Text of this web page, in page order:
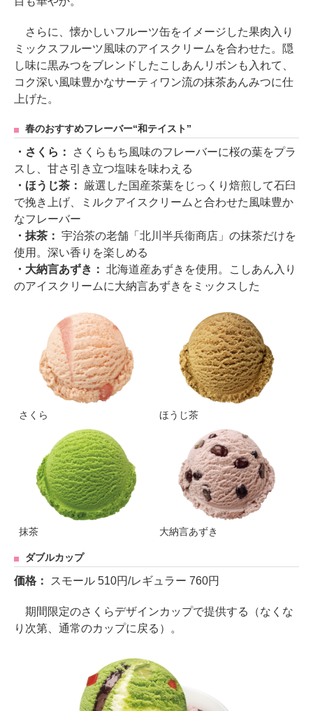
さらに、懐かしいフルーツ缶をイメージした果肉入り
ミックスフルーツ風味のアイスクリームを合わせた。隠
し味に黒みつをブレンドしたこしあんリボンも入れて、
コク深い風味豊かなサーティワン流の抹茶あんみつに仕
上げた。
春のおすすめフレーバー“和テイスト”
・さくら：
さくらもち風味のフレーバーに桜の葉をプラ
スし、甘さ引き立つ塩味を味わえる
・ほうじ茶： 厳選した国産茶葉をじっくり焙煎して石臼
で挽き上げ、ミルクアイスクリームと合わせた風味豊か
なフレーバー
・抹茶： 宇治茶の老舗「北川半兵衞商店」の抹茶だけを
使用。深い香りを楽しめる
・大納言あずき： 北海道産あずきを使用。こしあん入り
のアイスクリームに大納言あずきをミックスした
さくら ほうじ茶
抹茶 大納言あずき
ダブルカップ
価格： スモール 510円/レギュラー 760円
期間限定のさくらデザインカップで提供する（なくな
り次第、通常のカップに戻る）。